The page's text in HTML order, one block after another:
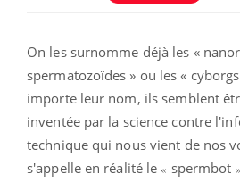
On les surnomme déjà les «
spermatozoïdes » ou les «
importe leur nom, ils semblent
inventée par la science contre
technique qui nous vient de nos
s'appelle en réalité le « spermbot